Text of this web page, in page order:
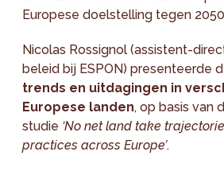
Europese doelstelling tegen
Nicolas Rossignol (assistent-
beleid bij ESPON) presenteerde
trends en uitdagingen in
Europese landen, op basis van
studie ‘No net land take
practices across Europe’.